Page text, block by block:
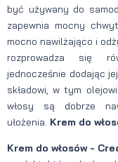
być używany do
zapewnia mocny
mocno nawilżająco i
rozprowadza się
jednocześnie dodając
składowi, w tym
włosy są dobrze
ułożenia. Krem do
Krem do włosów -